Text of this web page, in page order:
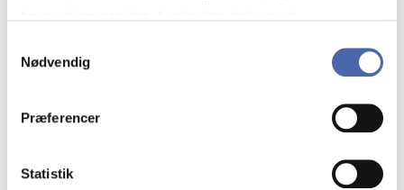
markedsføring. Du bestemmer selv - og kan altid trække
Nødvendig
Præferencer
StatistikKrigen i Ukraine